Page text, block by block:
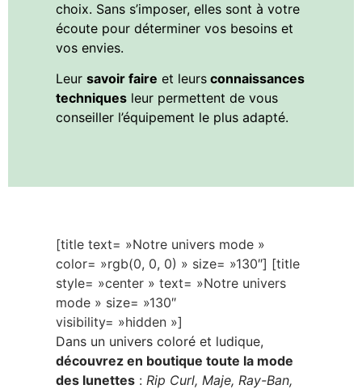
choix. Sans s’imposer, elles sont à votre
écoute pour déterminer vos besoins et
vos envies.
Leur savoir faire et leurs connaissances
techniques leur permettent de vous
conseiller l’équipement le plus adapté.
[title text= »Notre univers mode »
color= »rgb(0, 0, 0) » size= »130″] [title
style= »center » text= »Notre univers
mode » size= »130″
visibility= »hidden »]
Dans un univers coloré et ludique,
découvrez en boutique toute la mode
des lunettes : Rip Curl, Maje, Ray-Ban,